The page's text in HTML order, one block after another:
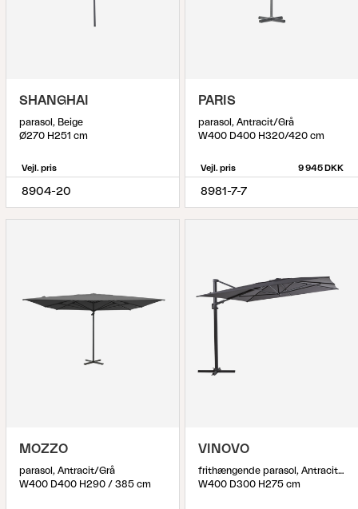
SHANGHAI
parasol, Beige
Ø270 H251 cm
Vejl. pris
8904-20
PARIS
parasol, Antracit/Grå
W400 D400 H320/420 cm
Vejl. pris 9 945 DKK
8981-7-7
MOZZO
parasol, Antracit/Grå
W400 D400 H290 / 385 cm
VINOVO
frithængende parasol, Antracit/Grå
W400 D300 H275 cm